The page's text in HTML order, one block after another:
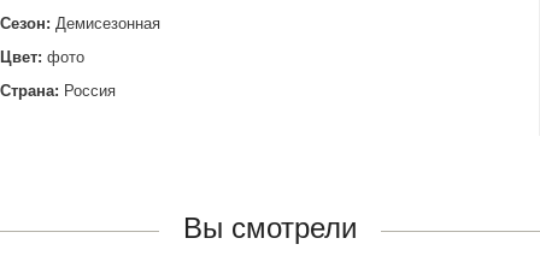
Сезон: Демисезонная
Цвет: фото
Страна: Россия
Вы смотрели